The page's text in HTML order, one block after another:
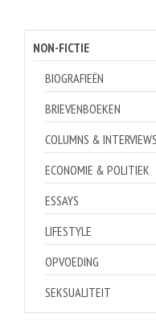
NON-FICTIE
BIOGRAFIEËN
BRIEVENBOEKEN
COLUMNS & INTERVIEWS
ECONOMIE & POLITIEK
ESSAYS
LIFESTYLE
OPVOEDING
SEKSUALITEIT